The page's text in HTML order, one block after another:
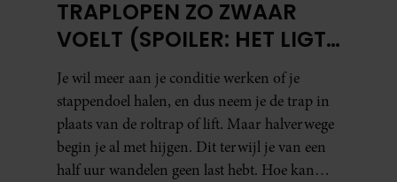
TRAPLOPEN ZO ZWAAR
VOELT (SPOILER: HET LIGT
NIET AAN JE CONDITIE)
Je wil meer aan je conditie werken of je
stappendoel halen, en dus neem je de trap in
plaats van de roltrap of lift. Maar halverwege
begin je al met hijgen. Dit terwijl je van een
half uur wandelen geen last hebt. Hoe kan